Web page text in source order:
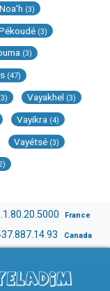
Noa'h (3)
(3)
(3)
(47)
Vayakhel (3)
Vayikra (4)
Vayétsé (3)
France
Canada